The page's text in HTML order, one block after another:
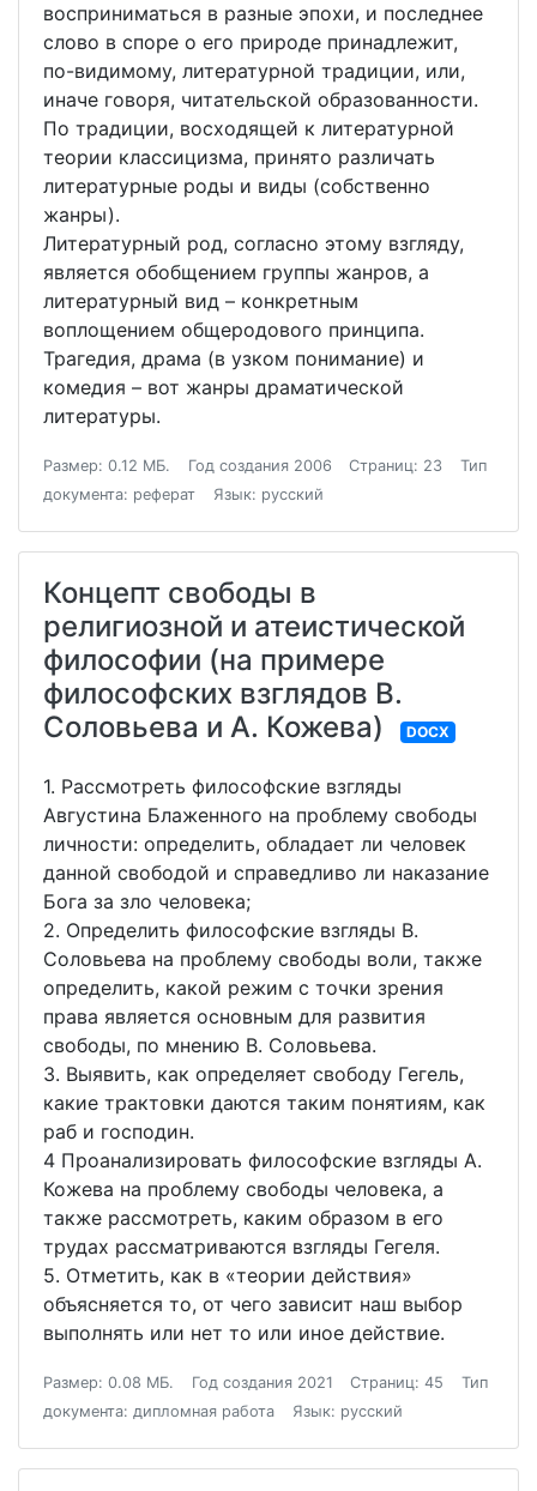
восприниматься в разные эпохи, и последнее
слово в споре о его природе принадлежит,
по-видимому, литературной традиции, или,
иначе говоря, читательской образованности.
По традиции, восходящей к литературной
теории классицизма, принято различать
литературные роды и виды (собственно
жанры).
Литературный род, согласно этому взгляду,
является обобщением группы жанров, а
литературный вид – конкретным
воплощением общеродового принципа.
Трагедия, драма (в узком понимание) и
комедия – вот жанры драматической
литературы.
Размер: 0.12 МБ. Год создания 2006 Страниц: 23
Тип
документа: реферат
Язык: русский
Концепт свободы в
религиозной и атеистической
философии (на примере
философских взглядов В.
Соловьева и А. Кожева)
DOCX
1. Рассмотреть философские взгляды
Августина Блаженного на проблему свободы
личности: определить, обладает ли человек
данной свободой и справедливо ли наказание
Бога за зло человека;
2. Определить философские взгляды В.
Соловьева на проблему свободы воли, также
определить, какой режим с точки зрения
права является основным для развития
свободы, по мнению В. Соловьева.
3. Выявить, как определяет свободу Гегель,
какие трактовки даются таким понятиям, как
раб и господин.
4 Проанализировать философские взгляды А.
Кожева на проблему свободы человека, а
также рассмотреть, каким образом в его
трудах рассматриваются взгляды Гегеля.
5. Отметить, как в «теории действия»
объясняется то, от чего зависит наш выбор
выполнять или нет то или иное действие.
Размер: 0.08 МБ. Год создания 2021 Страниц: 45
Тип
документа: дипломная работа
Язык: русский